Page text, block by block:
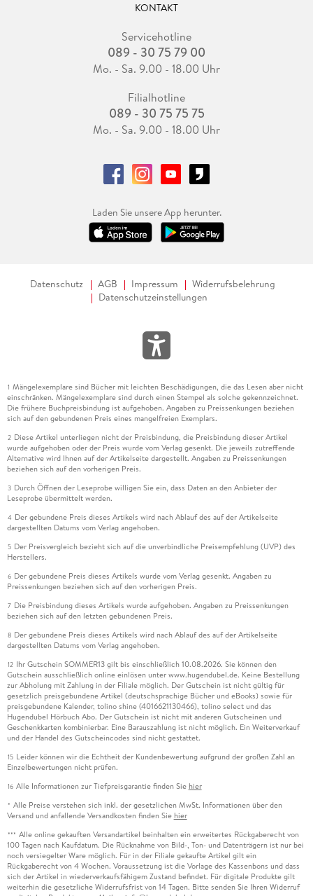
KONTAKT
Servicehotline
089 - 30 75 79 00
Mo. - Sa. 9.00 - 18.00 Uhr
Filialhotline
089 - 30 75 75 75
Mo. - Sa. 9.00 - 18.00 Uhr
Laden Sie unsere App herunter.
Datenschutz AGB Impressum
Widerrufsbelehrung
Datenschutzeinstellungen
1 Mängelexemplare sind Bücher mit leichten Beschädigungen, die das Lesen aber nicht
einschränken. Mängelexemplare sind durch einen Stempel als solche gekennzeichnet.
Die frühere Buchpreisbindung ist aufgehoben. Angaben zu Preissenkungen beziehen
sich auf den gebundenen Preis eines mangelfreien Exemplars.
2 Diese Artikel unterliegen nicht der Preisbindung, die Preisbindung dieser Artikel
wurde aufgehoben oder der Preis wurde vom Verlag gesenkt. Die jeweils zutreffende
Alternative wird Ihnen auf der Artikelseite dargestellt. Angaben zu Preissenkungen
beziehen sich auf den vorherigen Preis.
3 Durch Öffnen der Leseprobe willigen Sie ein, dass Daten an den Anbieter der
Leseprobe übermittelt werden.
4 Der gebundene Preis dieses Artikels wird nach Ablauf des auf der Artikelseite
dargestellten Datums vom Verlag angehoben.
5 Der Preisvergleich bezieht sich auf die unverbindliche Preisempfehlung (UVP) des
Herstellers.
6 Der gebundene Preis dieses Artikels wurde vom Verlag gesenkt. Angaben zu
Preissenkungen beziehen sich auf den vorherigen Preis.
7 Die Preisbindung dieses Artikels wurde aufgehoben. Angaben zu Preissenkungen
beziehen sich auf den letzten gebundenen Preis.
8 Der gebundene Preis dieses Artikels wird nach Ablauf des auf der Artikelseite
dargestellten Datums vom Verlag angehoben.
12 Ihr Gutschein SOMMER13 gilt bis einschließlich 10.08.2026. Sie können den
Gutschein ausschließlich online einlösen unter www.hugendubel.de. Keine Bestellung
zur Abholung mit Zahlung in der Filiale möglich. Der Gutschein ist nicht gültig für
gesetzlich preisgebundene Artikel (deutschsprachige Bücher und eBooks) sowie für
preisgebundene Kalender, tolino shine (4016621130466), tolino select und das
Hugendubel Hörbuch Abo. Der Gutschein ist nicht mit anderen Gutscheinen und
Geschenkkarten kombinierbar. Eine Barauszahlung ist nicht möglich. Ein Weiterverkauf
und der Handel des Gutscheincodes sind nicht gestattet.
15 Leider können wir die Echtheit der Kundenbewertung aufgrund der großen Zahl an
Einzelbewertungen nicht prüfen.
16 Alle Informationen zur Tiefpreisgarantie finden Sie hier
* Alle Preise verstehen sich inkl. der gesetzlichen MwSt. Informationen über den
Versand und anfallende Versandkosten finden Sie hier
*** Alle online gekauften Versandartikel beinhalten ein erweitertes Rückgaberecht von
100 Tagen nach Kaufdatum. Die Rücknahme von Bild-, Ton- und Datenträgern ist nur bei
noch versiegelter Ware möglich. Für in der Filiale gekaufte Artikel gilt ein
Rückgaberecht von 4 Wochen. Voraussetzung ist die Vorlage des Kassenbons und dass
sich der Artikel in wiederverkaufsfähigem Zustand befindet. Für digitale Produkte gilt
weiterhin die gesetzliche Widerrufsfrist von 14 Tagen. Bitte senden Sie Ihren Widerruf